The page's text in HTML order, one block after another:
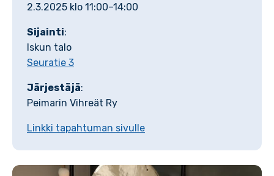
2.3.2025 klo 11:00–14:00
Sijainti:
Iskun talo
Seuratie 3
Järjestäjä:
Peimarin Vihreät Ry
Linkki tapahtuman sivulle